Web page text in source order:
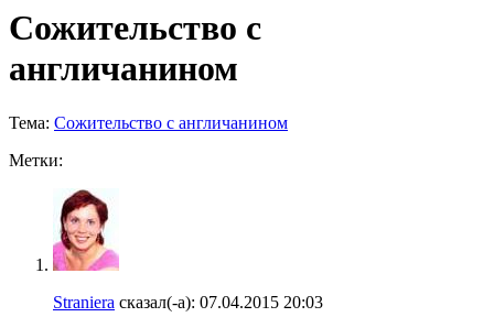
Сожительство с
англичанином
Тема: Сожительство с англичанином
Метки:
Straniera сказал(-а): 07.04.2015 20:03